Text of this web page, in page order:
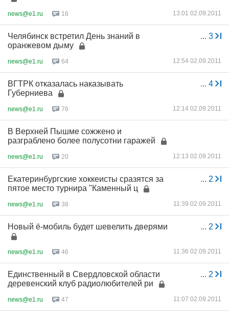
news@e1.ru 16 13:01 02.09.2011
... 3
Челябинск встретил День знаний в
оранжевом дыму
news@e1.ru 64 12:54 02.09.2011
... 4
ВГТРК отказалась наказывать
Губерниева
news@e1.ru 76 12:14 02.09.2011
В Верхней Пышме сожжено и
разграблено более полусотни гаражей
news@e1.ru 20 12:13 02.09.2011
... 2
Екатеринбургские хоккеисты сразятся за
пятое место турнира "Каменный ц
news@e1.ru 38 11:39 02.09.2011
... 2
Новый ё-мобиль будет шевелить дверями
news@e1.ru 46 11:36 02.09.2011
... 2
Единственный в Свердловской области
деревенский клуб радиолюбителей ри
news@e1.ru 47 11:07 02.09.2011